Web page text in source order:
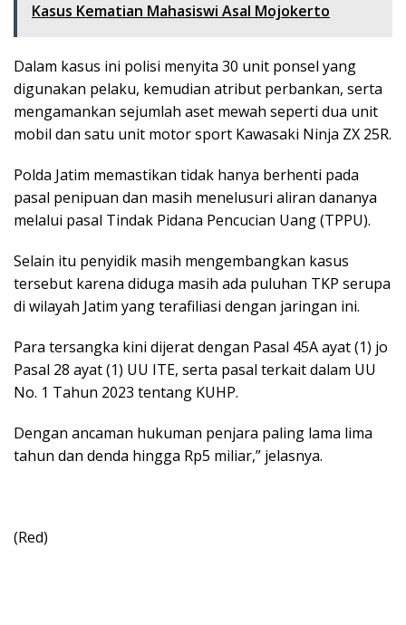
Kasus Kematian Mahasiswi Asal Mojokerto
Dalam kasus ini polisi menyita 30 unit ponsel yang
digunakan pelaku, kemudian atribut perbankan, serta
mengamankan sejumlah aset mewah seperti dua unit
mobil dan satu unit motor sport Kawasaki Ninja ZX 25R.
Polda Jatim memastikan tidak hanya berhenti pada
pasal penipuan dan masih menelusuri aliran dananya
melalui pasal Tindak Pidana Pencucian Uang (TPPU).
Selain itu penyidik masih mengembangkan kasus
tersebut karena diduga masih ada puluhan TKP serupa
di wilayah Jatim yang terafiliasi dengan jaringan ini.
Para tersangka kini dijerat dengan Pasal 45A ayat (1) jo
Pasal 28 ayat (1) UU ITE, serta pasal terkait dalam UU
No. 1 Tahun 2023 tentang KUHP.
Dengan ancaman hukuman penjara paling lama lima
tahun dan denda hingga Rp5 miliar,” jelasnya.
(Red)